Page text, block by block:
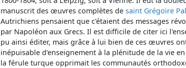
manuscrit des œuvres complètes de saint Grégoire
Autrichiens pensaient que c'étaient des messages
par Napoléon aux Grecs. Il est difficile de citer ici
pu ainsi éditer, mais grâce à lui bien de ces œuvres
inépuisable d'enseignement à la plénitude de la vie
la férule turque opprimait les communautés